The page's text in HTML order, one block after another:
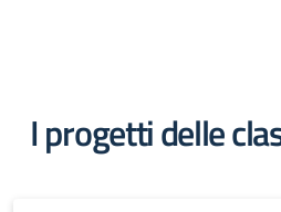
I progetti delle